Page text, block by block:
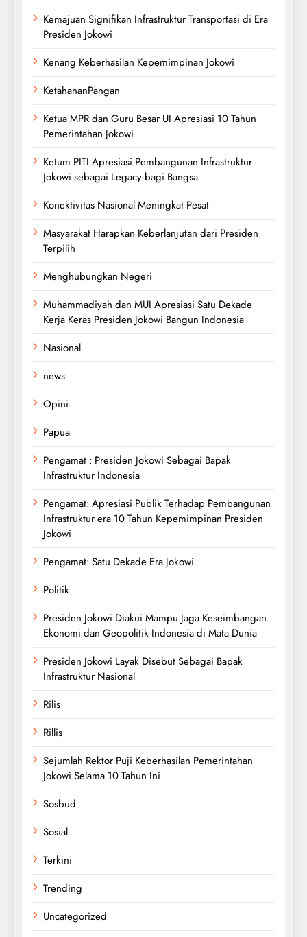
Kemajuan Signifikan Infrastruktur Transportasi di Era
Presiden Jokowi
Kenang Keberhasilan Kepemimpinan Jokowi
KetahananPangan
Ketua MPR dan Guru Besar UI Apresiasi 10 Tahun
Pemerintahan Jokowi
Ketum PITI Apresiasi Pembangunan Infrastruktur
Jokowi sebagai Legacy bagi Bangsa
Konektivitas Nasional Meningkat Pesat
Masyarakat Harapkan Keberlanjutan dari Presiden
Terpilih
Menghubungkan Negeri
Muhammadiyah dan MUI Apresiasi Satu Dekade
Kerja Keras Presiden Jokowi Bangun Indonesia
Nasional
news
Opini
Papua
Pengamat : Presiden Jokowi Sebagai Bapak
Infrastruktur Indonesia
Pengamat: Apresiasi Publik Terhadap Pembangunan
Infrastruktur era 10 Tahun Kepemimpinan Presiden
Jokowi
Pengamat: Satu Dekade Era Jokowi
Politik
Presiden Jokowi Diakui Mampu Jaga Keseimbangan
Ekonomi dan Geopolitik Indonesia di Mata Dunia
Presiden Jokowi Layak Disebut Sebagai Bapak
Infrastruktur Nasional
Rilis
Rillis
Sejumlah Rektor Puji Keberhasilan Pemerintahan
Jokowi Selama 10 Tahun Ini
Sosbud
Sosial
Terkini
Trending
Uncategorized